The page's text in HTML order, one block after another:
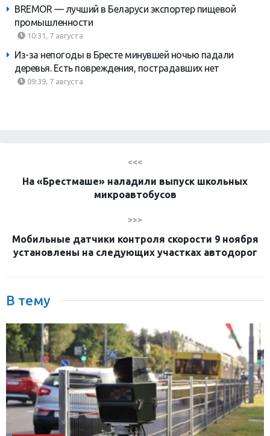
BREMOR — лучший в Беларуси экспортер пищевой
промышленности
10:31, 7 августа
Из-за непогоды в Бресте минувшей ночью падали
деревья. Есть повреждения, пострадавших нет
09:39, 7 августа
<<<
На «Брестмаше» наладили выпуск школьных
микроавтобусов
>>>
Мобильные датчики контроля скорости 9 ноября
установлены на следующих участках автодорог
В тему